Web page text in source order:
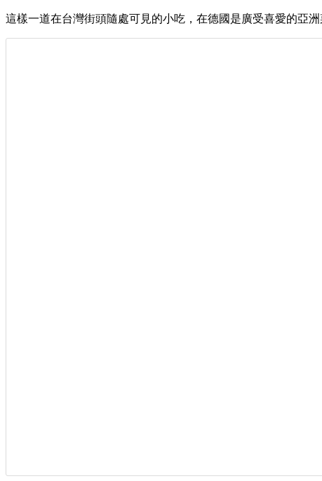
這樣一道在台灣街頭隨處可見的小吃，在德國是廣受喜愛的亞洲